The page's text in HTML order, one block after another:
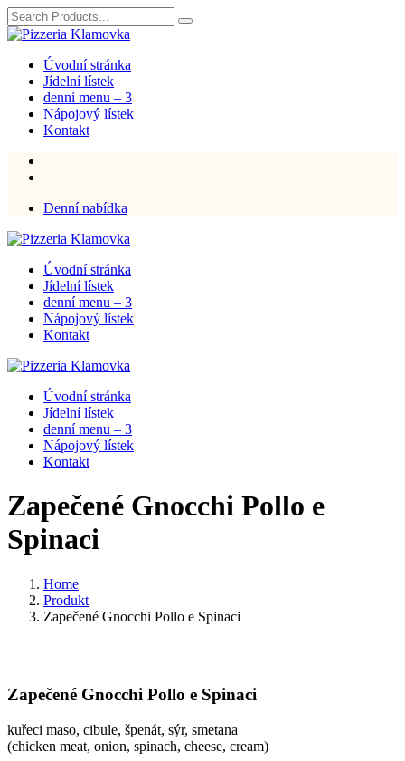
Úvodní stránka
Jídelní lístek
denní menu – 3
Nápojový lístek
Kontakt
Denní nabídka
Úvodní stránka
Jídelní lístek
denní menu – 3
Nápojový lístek
Kontakt
Úvodní stránka
Jídelní lístek
denní menu – 3
Nápojový lístek
Kontakt
Zapečené Gnocchi Pollo e
Spinaci
Home
Produkt
Zapečené Gnocchi Pollo e Spinaci
Zapečené Gnocchi Pollo e Spinaci
kuřeci maso, cibule, špenát, sýr, smetana
(chicken meat, onion, spinach, cheese, cream)